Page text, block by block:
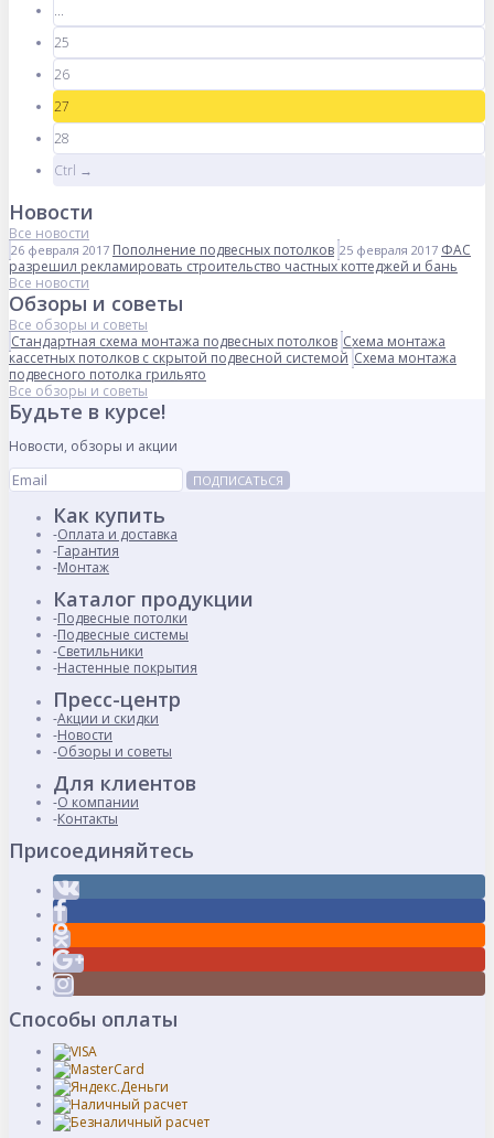
...
25
26
27
28
Ctrl →
Новости
Все новости
26 февраля 2017 Пополнение подвесных потолков 25 февраля 2017 ФАС
разрешил рекламировать строительство частных коттеджей и бань
Все новости
Обзоры и советы
Все обзоры и советы
Стандартная схема монтажа подвесных потолков Схема монтажа
кассетных потолков с скрытой подвесной системой Схема монтажа
подвесного потолка грильято
Все обзоры и советы
Будьте в курсе!
Новости, обзоры и акции
ПОДПИСАТЬСЯ
Как купить
Оплата и доставка
Гарантия
Монтаж
Каталог продукции
Подвесные потолки
Подвесные системы
Светильники
Настенные покрытия
Пресс-центр
Акции и скидки
Новости
Обзоры и советы
Для клиентов
О компании
Контакты
Присоединяйтесь
Способы оплаты